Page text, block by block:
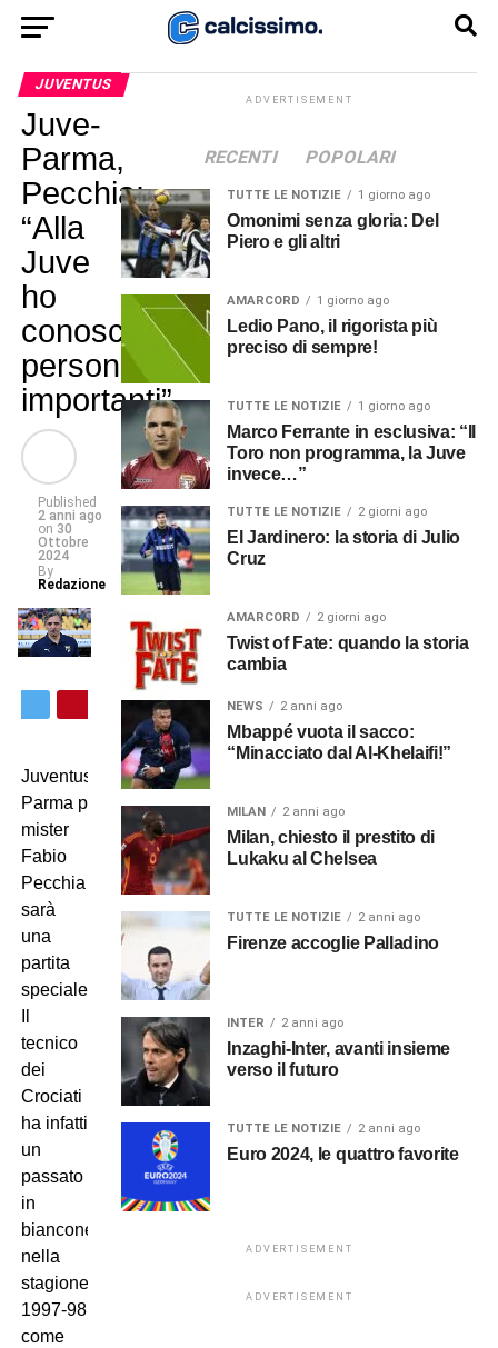
JUVENTUS
Juve-
Parma,
Pecchia:
“Alla
Juve
ho
conosciuto
persone
importanti”
Published
2 anni ago
on 30
Ottobre
2024
By
Redazione
Juventus-
Parma per
mister
Fabio
Pecchia
sarà
una
partita
speciale.
tecnico
dei
Crociati
ha infatti
un
passato
in
bianconero
nella
stagione
1997-98
come
ADVERTISEMENT
RECENTI POPOLARI
TUTTE LE NOTIZIE 1 giorno ago
Omonimi senza gloria: Del
Piero e gli altri
AMARCORD 1 giorno ago
Ledio Pano, il rigorista più
preciso di sempre!
TUTTE LE NOTIZIE 1 giorno ago
Marco Ferrante in esclusiva: “Il
Toro non programma, la Juve
invece…”
TUTTE LE NOTIZIE 2 giorni ago
El Jardinero: la storia di Julio
Cruz
AMARCORD 2 giorni ago
Twist of Fate: quando la storia
cambia
NEWS 2 anni ago
Mbappé vuota il sacco:
“Minacciato dal Al-Khelaifi!”
MILAN 2 anni ago
Milan, chiesto il prestito di
Lukaku al Chelsea
TUTTE LE NOTIZIE 2 anni ago
Firenze accoglie Palladino
INTER 2 anni ago
Inzaghi-Inter, avanti insieme
verso il futuro
TUTTE LE NOTIZIE 2 anni ago
Euro 2024, le quattro favorite
ADVERTISEMENT
ADVERTISEMENT